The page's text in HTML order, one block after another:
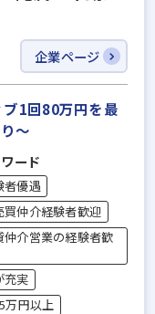
企業ページ
1回80万円を最
～
ード
者優遇
買仲介経験者歓迎
仲介営業の経験者歓
充実
万円以上